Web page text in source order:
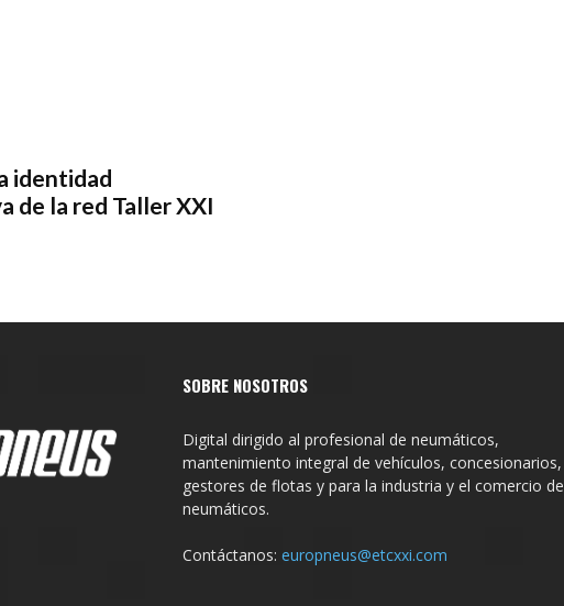
identidad
de la red Taller XXI
SOBRE NOSOTROS
Digital dirigido al profesional de neumáticos,
mantenimiento integral de vehículos, concesionarios,
gestores de flotas y para la industria y el comercio de
neumáticos.
Contáctanos: europneus@etcxxi.com